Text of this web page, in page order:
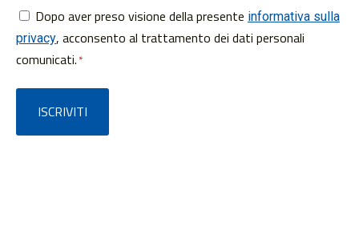
Consenso
*
Dopo aver preso visione della presente informativa sulla
privacy, acconsento al trattamento dei dati personali
comunicati.*